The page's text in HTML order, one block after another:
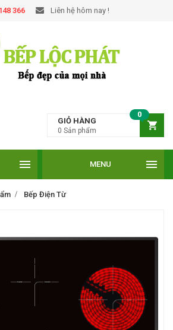
366 Liên hệ hôm nay !
GIỎ HÀNG
0
0 Sản phẩm
MENU
Bếp Điện Từ